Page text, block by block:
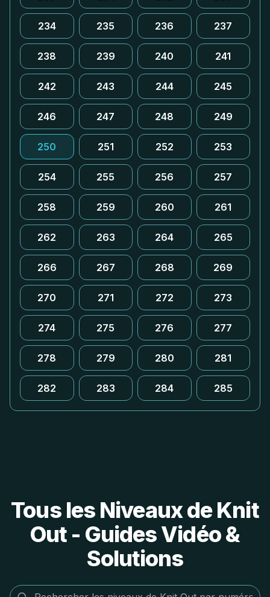
234 235 236 237
238 239 240 241
242 243 244 245
246 247 248 249
250 251 252 253
254 255 256 257
258 259 260 261
262 263 264 265
266 267 268 269
270 271 272 273
274 275 276 277
278 279 280 281
282 283 284 285
Tous les Niveaux de Knit
Out - Guides Vidéo &
Solutions